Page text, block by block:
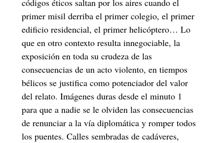
códigos éticos saltan por los aires cuando el
primer misil derriba el primer colegio, el primer
edificio residencial, el primer helicóptero… Lo
que en otro contexto resulta innegociable, la
exposición en toda su crudeza de las
consecuencias de un acto violento, en tiempos
bélicos se justifica como potenciador del valor
del relato. Imágenes duras desde el minuto 1
para que a nadie se le olviden las consecuencias
de renunciar a la vía diplomática y romper todos
los puentes. Calles sembradas de cadáveres,